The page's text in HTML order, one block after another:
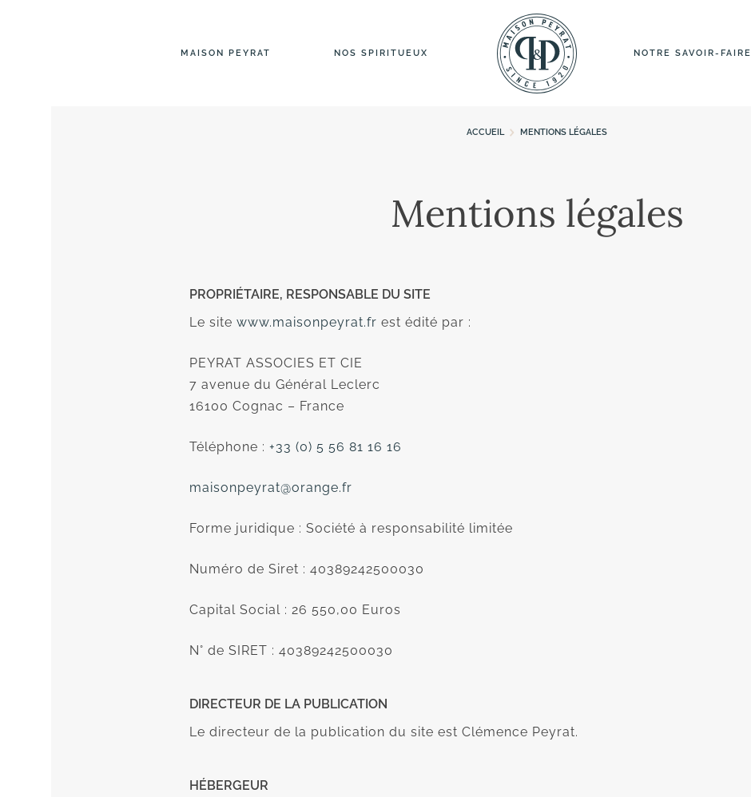
MAISON PEYRAT NOS SPIRITUEUX NOTRE SAVOIR-FAIRE
ACCUEIL MENTIONS LÉGALES
Mentions légales
PROPRIÉTAIRE, RESPONSABLE DU SITE
Le site www.maisonpeyrat.fr est édité par :
PEYRAT ASSOCIES ET CIE
7 avenue du Général Leclerc
16100 Cognac – France
Téléphone : +33 (0) 5 56 81 16 16
maisonpeyrat@orange.fr
Forme juridique : Société à responsabilité limitée
Numéro de Siret : 40389242500030
Capital Social : 26 550,00 Euros
N° de SIRET : 40389242500030
DIRECTEUR DE LA PUBLICATION
Le directeur de la publication du site est Clémence Peyrat.
HÉBERGEUR